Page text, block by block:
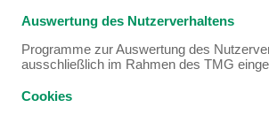
Auswertung des Nutzerverhaltens
Programme zur Auswertung des
ausschließlich im Rahmen des TMG
Cookies